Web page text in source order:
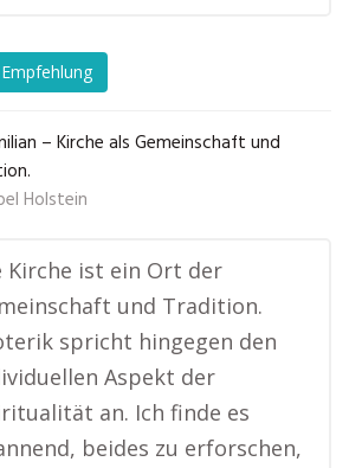
– Kirche als Gemeinschaft und
Holstein
Kirche ist ein Ort der
und Tradition.
spricht hingegen den
Aspekt der
an. Ich finde es
beides zu erforschen,